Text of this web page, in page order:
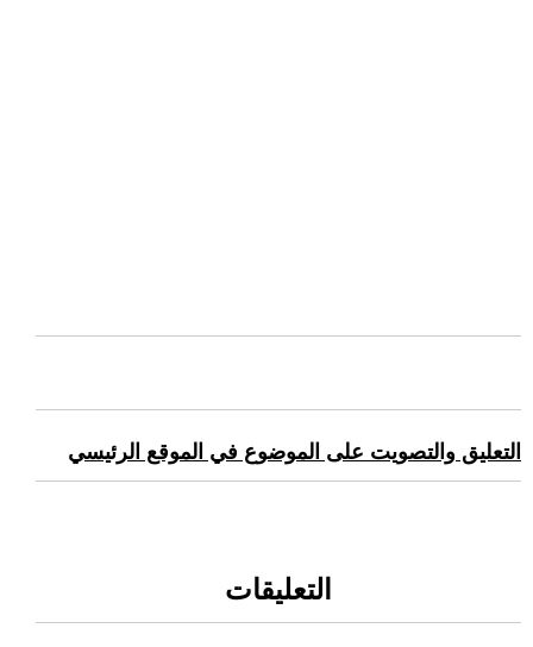
التعليق والتصويت على الموضوع في الموقع الرئيسي
التعليقات